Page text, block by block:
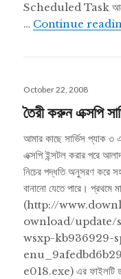
Scheduled Task আছে
… Continue
Posted
October 22, 2008
তৈরী করুন এক্সপি
আমার কাছে সার্ভিস প্যাক
এক্সপি ইন্সটল করার পরে
নিচের পদ্ধতি অনুসরণ করে
বানানো যেতে পারে। প্রথমে
(http://
ownload/
wsxp-kb936929-
e018.exe) এর ফাইলটি